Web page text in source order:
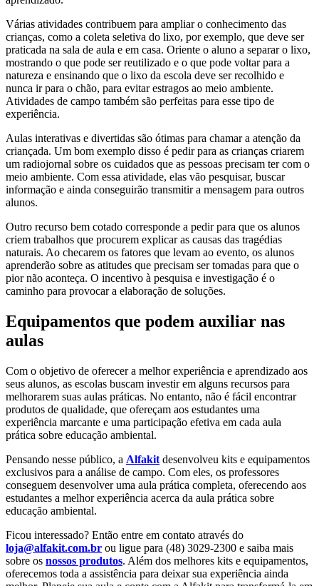
Várias atividades contribuem para ampliar o conhecimento das
crianças, como a coleta seletiva do lixo, por exemplo, que deve ser
praticada na sala de aula e em casa. Oriente o aluno a separar o lixo,
mostrando o que pode ser reutilizado e o que pode voltar para a
natureza e ensinando que o lixo da escola deve ser recolhido e
nunca ir para o chão, para evitar estragos ao meio ambiente.
Atividades de campo também são perfeitas para esse tipo de
experiência.
Aulas interativas e divertidas são ótimas para chamar a atenção da
criançada. Um bom exemplo disso é pedir para as crianças criarem
um radiojornal sobre os cuidados que as pessoas precisam ter com o
meio ambiente. Com essa atividade, elas vão pesquisar, buscar
informação e ainda conseguirão transmitir a mensagem para outros
alunos.
Outro recurso bem cotado corresponde a pedir para que os alunos
criem trabalhos que procurem explicar as causas das tragédias
naturais. Ao checarem os fatores que levam ao evento, os alunos
aprenderão sobre as atitudes que precisam ser tomadas para que o
pior não aconteça. O incentivo à pesquisa e investigação é o
caminho para provocar a elaboração de soluções.
Equipamentos que podem auxiliar nas
aulas
Com o objetivo de oferecer a melhor experiência e aprendizado aos
seus alunos, as escolas buscam investir em alguns recursos para
melhorarem suas aulas práticas. No entanto, não é fácil encontrar
produtos de qualidade, que ofereçam aos estudantes uma
experiência marcante e uma participação efetiva em cada aula
prática sobre educação ambiental.
Pensando nesse público, a Alfakit desenvolveu kits e equipamentos
exclusivos para a análise de campo. Com eles, os professores
conseguem desenvolver uma aula prática completa, oferecendo aos
estudantes a melhor experiência acerca da aula prática sobre
educação ambiental.
Ficou interessado? Então entre em contato através do
loja@alfakit.com.br ou ligue para (48) 3029-2300 e saiba mais
sobre os nossos produtos. Além dos melhores kits e equipamentos,
oferecemos toda a assistência para deixar sua experiência ainda